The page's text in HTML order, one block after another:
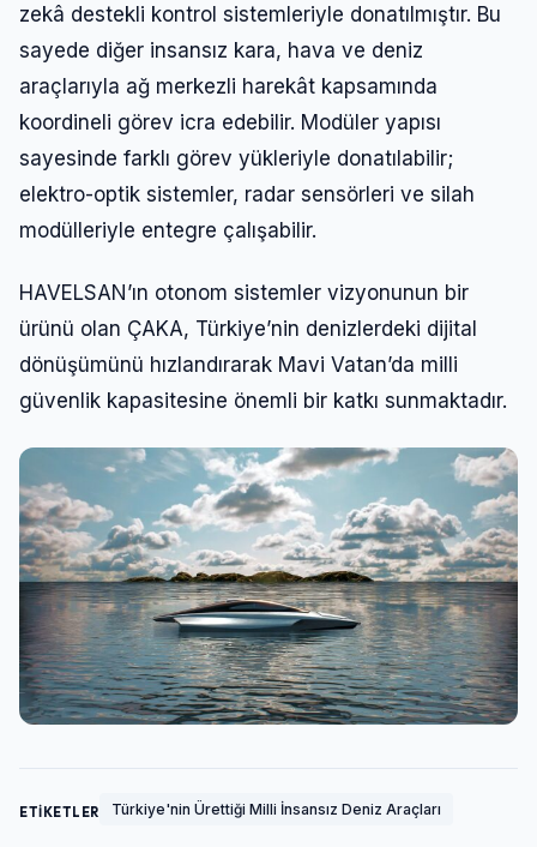
zekâ destekli kontrol sistemleriyle donatılmıştır. Bu
sayede diğer insansız kara, hava ve deniz
araçlarıyla ağ merkezli harekât kapsamında
koordineli görev icra edebilir. Modüler yapısı
sayesinde farklı görev yükleriyle donatılabilir;
elektro-optik sistemler, radar sensörleri ve silah
modülleriyle entegre çalışabilir.
HAVELSAN’ın otonom sistemler vizyonunun bir
ürünü olan ÇAKA, Türkiye’nin denizlerdeki dijital
dönüşümünü hızlandırarak Mavi Vatan’da milli
güvenlik kapasitesine önemli bir katkı sunmaktadır.
ETİKETLER Türkiye'nin Ürettiği Milli İnsansız Deniz Araçları